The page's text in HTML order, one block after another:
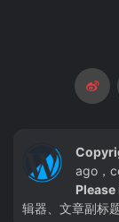
ago，
辑器、文章副标